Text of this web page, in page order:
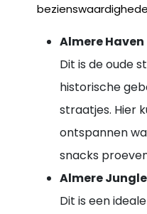
Almere Haven
Dit is de oude
historische
straatjes. Hier
ontspannen
snacks
Almere Jungle
Dit is een